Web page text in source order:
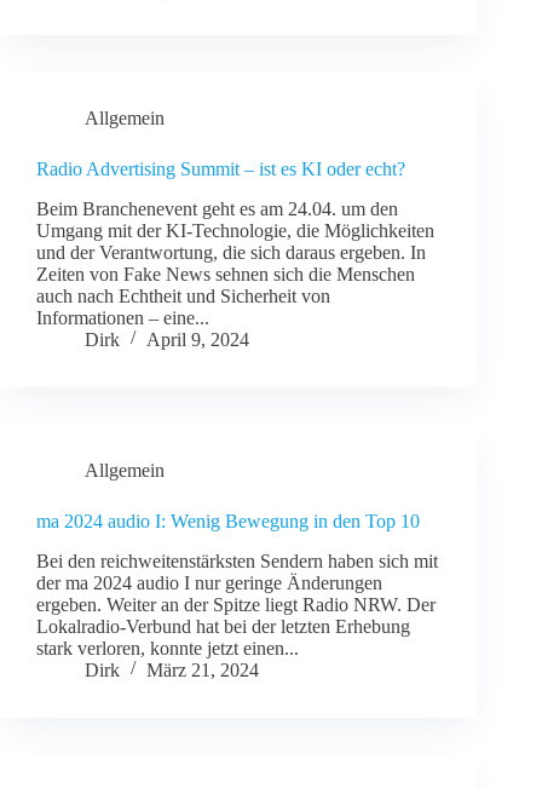
Allgemein
Radio Advertising Summit – ist es KI oder echt?
Beim Branchenevent geht es am 24.04. um den
Umgang mit der KI-Technologie, die Möglichkeiten
und der Verantwortung, die sich daraus ergeben. In
Zeiten von Fake News sehnen sich die Menschen
auch nach Echtheit und Sicherheit von
Informationen – eine...
Dirk
April 9, 2024
Allgemein
ma 2024 audio I: Wenig Bewegung in den Top 10
Bei den reichweitenstärksten Sendern haben sich mit
der ma 2024 audio I nur geringe Änderungen
ergeben. Weiter an der Spitze liegt Radio NRW. Der
Lokalradio-Verbund hat bei der letzten Erhebung
stark verloren, konnte jetzt einen...
Dirk
März 21, 2024